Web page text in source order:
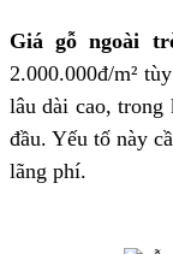
Giá gỗ ngoài
2.000.000đ/m²
lâu dài cao,
đầu. Yếu tố này
lãng phí.